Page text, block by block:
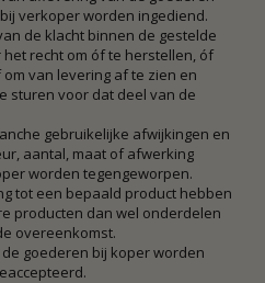
verkoper worden ingediend.
de klacht binnen de gestelde
recht om óf te herstellen, óf
van levering af te zien en
sturen voor dat deel van de
gebruikelijke afwijkingen en
aantal, maat of afwerking
worden tegengeworpen.
tot een bepaald product hebben
producten dan wel onderdelen
overeenkomst.
goederen bij koper worden